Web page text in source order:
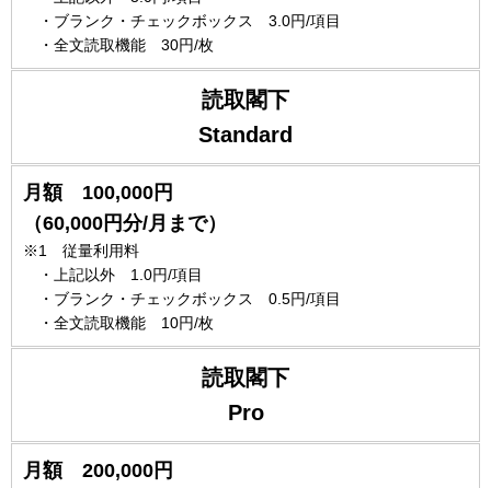
・ブランク・チェックボックス 3.0円/項目
・全文読取機能 30円/枚
読取閣下
Standard
月額 100,000円
（60,000円分/月まで）
※1 従量利用料
・上記以外 1.0円/項目
・ブランク・チェックボックス 0.5円/項目
・全文読取機能 10円/枚
読取閣下
Pro
月額 200,000円